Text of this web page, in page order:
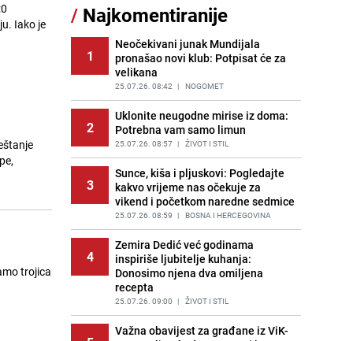
Iako je
trojica
11
oduzeo zastavu s ljiljanima i
sankcionisao vozača iz Bosanskog
Novog
PRIJE 2 DANA | BOSNA I HERCEGOVINA
12
Potresna poruka imama nakon
smrti Aldine Ljubunčić: "Dunjaluk
ne vrijedi ni koliko krilo komarca"
PRIJE OKO 10H | BOSNA I HERCEGOVINA
13
Tajna savršenog makedonskog
ajvara: Stari recept za kremast i
bogat okus
PRIJE 2 DANA | RECEPTI
14
Borba trajala satima: Pogledajte
'grdosiju' od skoro tri metra koju su
braća izvukla iz mora
PRIJE 2 DANA | SVIJET
15
Gosti iz Njemačke napravili požar u
apartmanu u Istri, vlasniku se
smijali i pokazivali srednji prst
/ Najkomentiranije
1
Neočekivani junak Mundijala
pronašao novi klub: Potpisat će za
velikana
25.07.26. 08:42 | NOGOMET
2
Uklonite neugodne mirise iz doma:
Potrebna vam samo limun
25.07.26. 08:57 | ŽIVOT I STIL
3
Sunce, kiša i pljuskovi: Pogledajte
kakvo vrijeme nas očekuje za
vikend i početkom naredne sedmice
25.07.26. 08:59 | BOSNA I HERCEGOVINA
4
Zemira Dedić već godinama
inspiriše ljubitelje kuhanja:
Donosimo njena dva omiljena
recepta
25.07.26. 09:00 | ŽIVOT I STIL
Važna obavijest za građane iz ViK-